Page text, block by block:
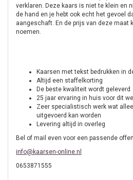
verklaren. Deze kaars is niet te klein en
de hand en je hebt ook echt het gevoel
aangeschaft. En de prijs van deze maat
noemen.
Kaarsen met tekst bedrukken in
Altijd een staffelkorting
De beste kwaliteit wordt geleverd
25 jaar ervaring in huis voor dit
Zeer specialistisch werk wat
uitgevoerd kan worden
Levering altijd in overleg
Bel of mail even voor een passende
info@kaarsen-online.nl
0653871555